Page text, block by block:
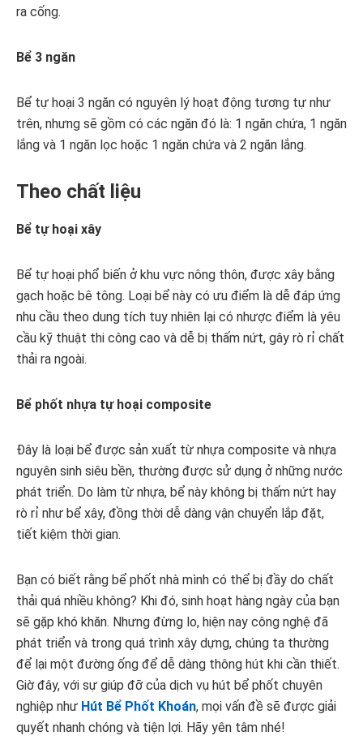
ra cống.
Bể 3 ngăn
Bể tự hoại 3 ngăn có nguyên lý hoạt động tương tự như
trên, nhưng sẽ gồm có các ngăn đó là: 1 ngăn chứa, 1 ngăn
lắng và 1 ngăn lọc hoặc 1 ngăn chứa và 2 ngăn lắng.
Theo chất liệu
Bể tự hoại xây
Bể tự hoại phổ biến ở khu vực nông thôn, được xây bằng
gạch hoặc bê tông. Loại bể này có ưu điểm là dễ đáp ứng
nhu cầu theo dung tích tuy nhiên lại có nhược điểm là yêu
cầu kỹ thuật thi công cao và dễ bị thấm nứt, gây rò rỉ chất
thải ra ngoài.
Bể phốt nhựa tự hoại composite
Đây là loại bể được sản xuất từ nhựa composite và nhựa
nguyên sinh siêu bền, thường được sử dụng ở những nước
phát triển. Do làm từ nhựa, bể này không bị thấm nứt hay
rò rỉ như bể xây, đồng thời dễ dàng vận chuyển lắp đặt,
tiết kiệm thời gian.
Bạn có biết rằng bể phốt nhà mình có thể bị đầy do chất
thải quá nhiều không? Khi đó, sinh hoạt hàng ngày của bạn
sẽ gặp khó khăn. Nhưng đừng lo, hiện nay công nghệ đã
phát triển và trong quá trình xây dựng, chúng ta thường
để lại một đường ống để dễ dàng thông hút khi cần thiết.
Giờ đây, với sự giúp đỡ của dịch vụ hút bể phốt chuyên
nghiệp như Hút Bể Phốt Khoán, mọi vấn đề sẽ được giải
quyết nhanh chóng và tiện lợi. Hãy yên tâm nhé!